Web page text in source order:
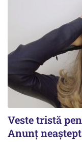
Veste tristă
Anunț